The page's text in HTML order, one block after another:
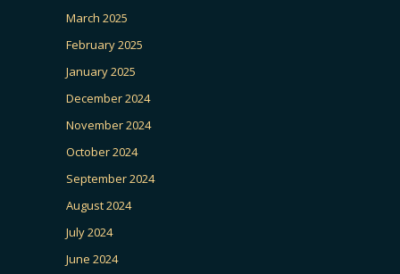
March 2025
February 2025
January 2025
December 2024
November 2024
October 2024
September 2024
August 2024
July 2024
June 2024